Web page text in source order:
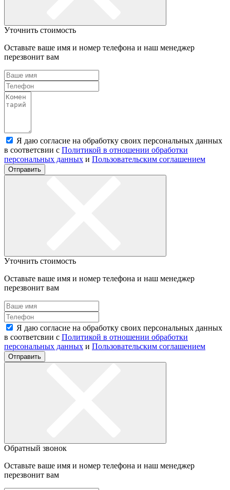
Уточнить стоимость
Оставьте ваше имя и номер телефона и наш менеджер
перезвонит вам
Я даю согласие на обработку своих персональных данных
в соответсвии с Политикой в отношении обработки
персональных данных и Пользовательским соглашением
Отправить
Уточнить стоимость
Оставьте ваше имя и номер телефона и наш менеджер
перезвонит вам
Я даю согласие на обработку своих персональных данных
в соответсвии с Политикой в отношении обработки
персональных данных и Пользовательским соглашением
Отправить
Обратный звонок
Оставьте ваше имя и номер телефона и наш менеджер
перезвонит вам